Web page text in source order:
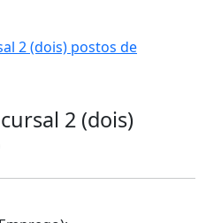
2 (dois) postos de
2 (dois)